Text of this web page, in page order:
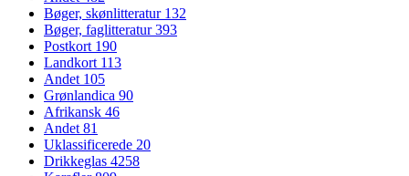
Bøger, skønlitteratur 132
Bøger, faglitteratur393
Postkort 190
Landkort 113
Andet 105
Grønlandica 90
Afrikansk 46
Andet81
Uklassificerede 20
Drikkeglas 4258